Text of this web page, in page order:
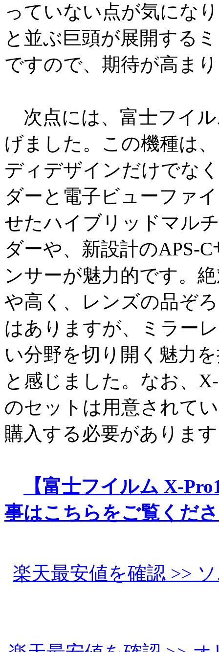
っていない点が気にな
と並ぶ巨頭が展開する
ですので、期待が高ま
次点には、富士フイル
げました。この機種は
ディデザインだけでな
ダーと電子ビューファ
せたハイブリッドマル
ダーや、新設計のAPS-
ンサーが魅力的です。
や高く、レンズの品ぞ
はありますが、ミラー
い分野を切り開く魅力
と感じました。なお、
のセットは用意されて
購入する必要がありま
【富士フイルム X-
事はこちらをご覧くだ
楽天最安値を確認 >>